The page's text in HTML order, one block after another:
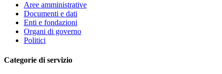
Aree amministrative
Documenti e dati
Enti e fondazioni
Organi di governo
Politici
Categorie di servizio